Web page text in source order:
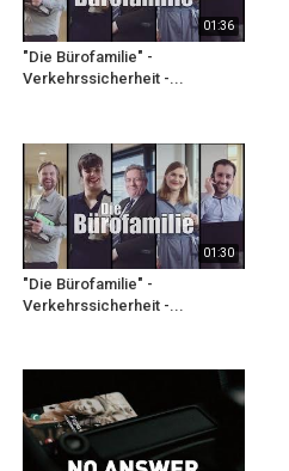
01:36
"Die Bürofamilie" -
Verkehrssicherheit -...
01:30
"Die Bürofamilie" -
Verkehrssicherheit -...